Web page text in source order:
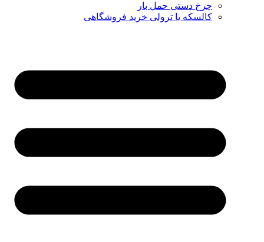
چرخ دستی حمل بار
کالسکه یا ترولی خرید فروشگاهی